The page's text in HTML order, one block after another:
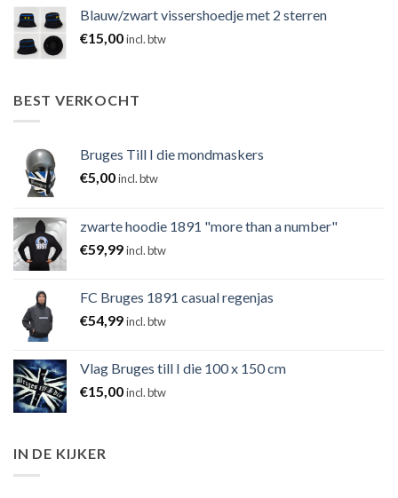
Blauw/zwart vissershoedje met 2 sterren
€15,00incl. btw
BEST VERKOCHT
Bruges Till I die mondmaskers
€5,00incl. btw
zwarte hoodie 1891 "more than a number"
€59,99incl. btw
FC Bruges 1891 casual regenjas
€54,99incl. btw
Vlag Bruges till I die 100 x 150 cm
€15,00incl. btw
IN DE KIJKER